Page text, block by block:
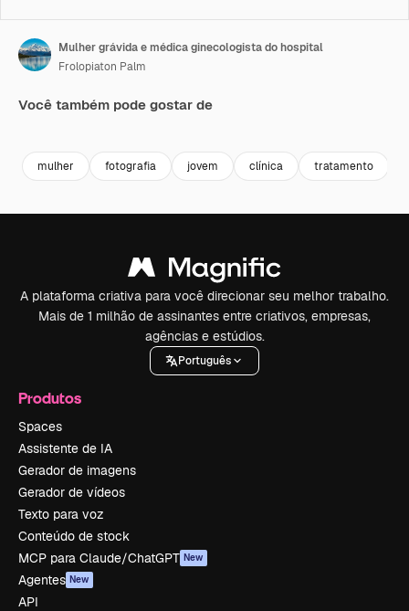
Mulher grávida e médica ginecologista do hospital
Frolopiaton Palm
Você também pode gostar de
mulher fotografia jovem clínica tratamento
A plataforma criativa para você direcionar seu melhor trabalho.
Mais de 1 milhão de assinantes entre criativos, empresas,
agências e estúdios.
Português
Produtos
Spaces
Assistente de IA
Gerador de imagens
Gerador de vídeos
Texto para voz
Conteúdo de stock
MCP para Claude/ChatGPT New
Agentes New
API